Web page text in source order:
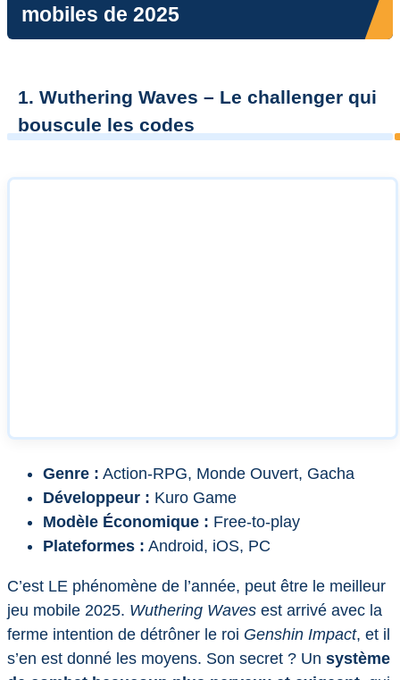
mobiles de 2025
1. Wuthering Waves – Le challenger qui
bouscule les codes
Genre : Action-RPG, Monde Ouvert, Gacha
Développeur : Kuro Game
Modèle Économique : Free-to-play
Plateformes : Android, iOS, PC
C’est LE phénomène de l’année, peut être le meilleur
jeu mobile 2025. Wuthering Waves est arrivé avec la
ferme intention de détrôner le roi Genshin Impact, et il
s’en est donné les moyens. Son secret ? Un système